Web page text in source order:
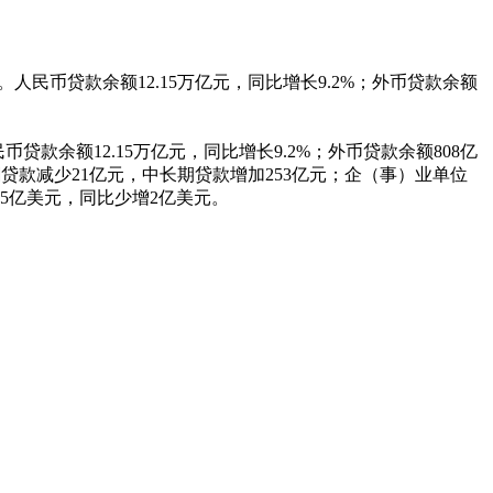
人民币贷款余额12.15万亿元，同比增长9.2%；外币贷款余额
贷款余额12.15万亿元，同比增长9.2%；外币贷款余额808亿
款减少21亿元，中长期贷款增加253亿元；企（事）业单位
美元，同比少增2亿美元。